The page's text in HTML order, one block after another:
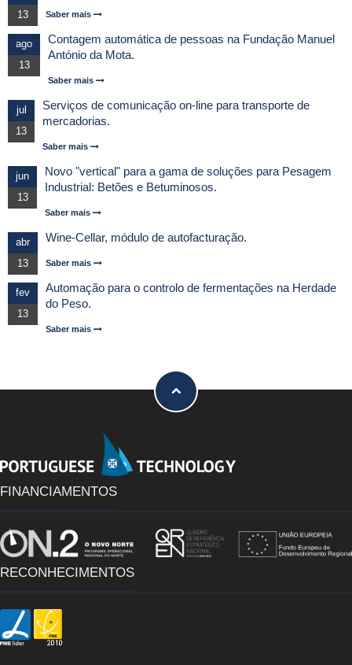
13
Saber mais
ago
13
Contagem automática de pessoas na Fundação Manuel
António da Mota.
Saber mais
jul
13
Serviços de comunicação on-line para transporte de
mercadorias.
Saber mais
jun
13
Novo "vertical" para a gama de soluções para Pesagem
Industrial: Betões e Betuminosos.
Saber mais
abr
13
Wine-Cellar, módulo de autofacturação.
Saber mais
fev
13
Automação para o controlo de fermentações na Herdade
do Peso.
Saber mais
FINANCIAMENTOS
RECONHECIMENTOS